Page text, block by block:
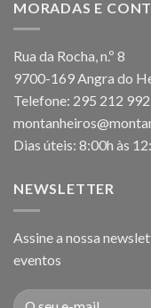
MORADAS E
Rua da Rocha, n.º 8
9700-169 Angra do
Telefone: 295 212
Dias úteis: 8:00h às
NEWSLETTER
Assine a nossa
eventos